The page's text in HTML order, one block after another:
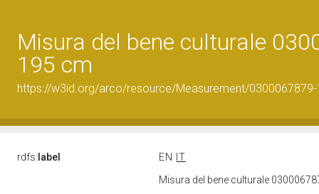
Misura del bene culturale
195 cm
https://w3id.org/arco/resource/Measurement/0300067879-
rdfs: label EN
IT
Misura del bene culturale